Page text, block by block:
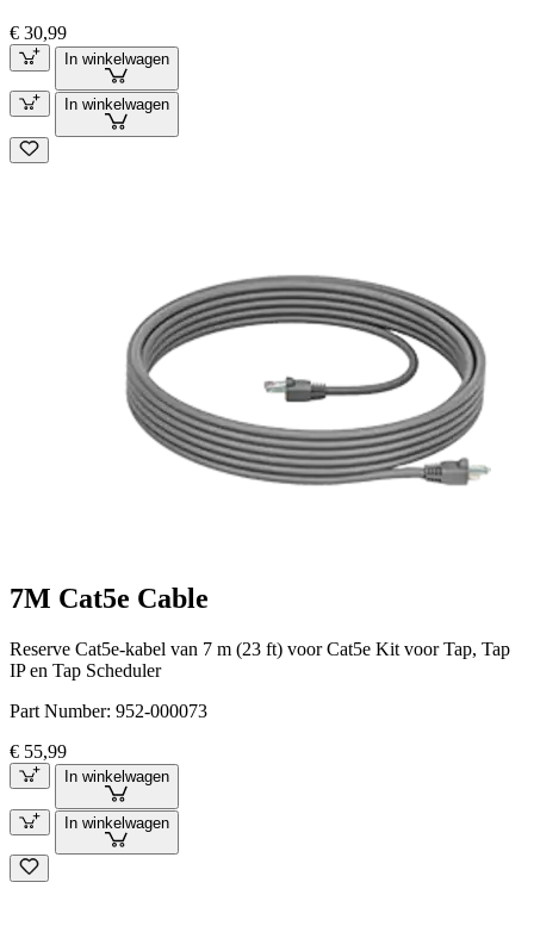
€ 30,99
In winkelwagen
In winkelwagen
7M Cat5e Cable
Reserve Cat5e-kabel van 7 m (23 ft) voor Cat5e Kit voor Tap, Tap
IP en Tap Scheduler
Part Number: 952-000073
€ 55,99
In winkelwagen
In winkelwagen